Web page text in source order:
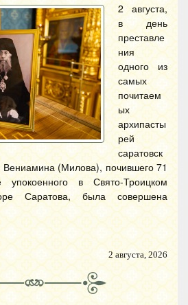
2 августа,
в день
преставле
ния
одного из
самых
почитаем
ых
архипасты
рей
саратовск
(Милова), почившего 71
в Свято-Троицком
Саратова, была совершена
2 августа, 2026